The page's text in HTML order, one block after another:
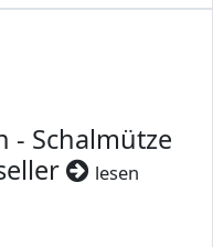
- Schalmütze
lesen